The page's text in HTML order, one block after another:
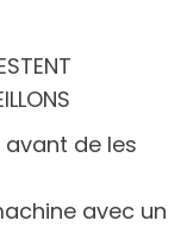
avant de les
avec un